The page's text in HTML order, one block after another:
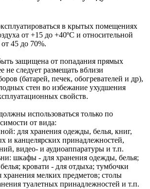
в крытых помещениях
от +15 до +40ºС и относительной
45 до 70%.
защищена от попадания прямых
не следует размещать вблизи
(батарей, печек, обогревателей и др),
стен во избежание ухудшения
свойств.
использоваться только по
от вида:
для хранения одежды, белья, книг,
и канцелярских принадлежностей,
видео- и аудиоаппаратуры и т.п.
шкафы - для хранения одежды, белья;
кровати - для отдыха; тумбочки
хранения мелких предметов; столы
туалетных принадлежностей и т.п.